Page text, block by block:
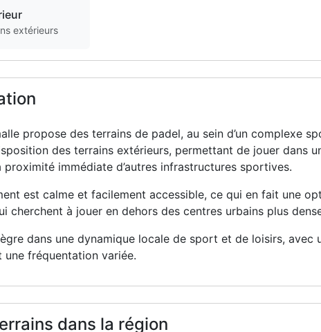
extérieurs
propose des terrains de padel, au sein d’un complexe
des terrains extérieurs, permettant de jouer dans
proximité immédiate d’autres infrastructures sportives.
est calme et facilement accessible, ce qui en fait une
cherchent à jouer en dehors des centres urbains plus
dans une dynamique locale de sport et de loisirs, avec
une fréquentation variée.
dans la région